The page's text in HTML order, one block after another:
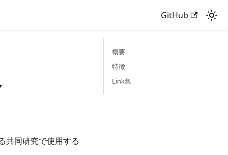
GitHub
共同研究で使用する
概要
特徴
Link集